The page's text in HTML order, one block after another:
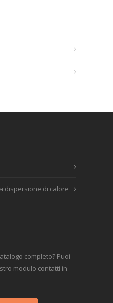
dispersione di calore
completo? Puoi
modulo contatti in